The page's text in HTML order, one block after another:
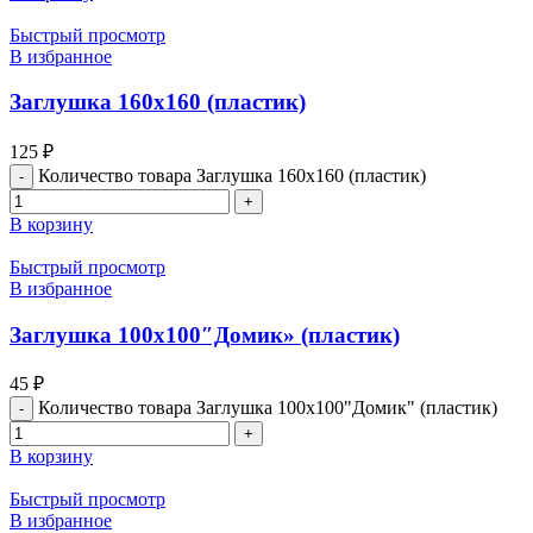
Быстрый просмотр
В избранное
Заглушка 160х160 (пластик)
125 ₽
Количество товара Заглушка 160х160 (пластик)
В корзину
Быстрый просмотр
В избранное
Заглушка 100х100″Домик» (пластик)
45 ₽
Количество товара Заглушка 100х100"Домик" (пластик)
В корзину
Быстрый просмотр
В избранное